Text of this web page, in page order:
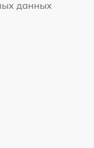
данных